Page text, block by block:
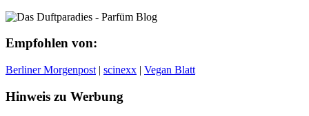
Empfohlen von:
Berliner Morgenpost | scinexx | Vegan Blatt
Hinweis zu Werbung